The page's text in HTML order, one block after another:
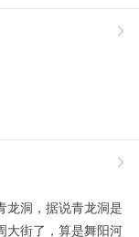


龙洞，据说青龙洞是
大街了，算是舞阳河